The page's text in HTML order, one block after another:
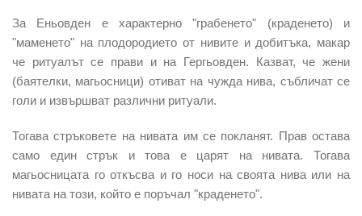
За Еньовден е характерно"грабенето" (краденето) и
"маменето" на плодородието от нивите и добитъка, макар
че ритуалът се прави и на Гергьовден. Казват, че жени
(баятелки, магьосници) отиват на чужда нива, събличат се
голи и извършват различни ритуали.
Тогава стръковете на нивата им се покланят. Прав остава
само един стрък и това е царят на нивата. Тогава
магьосницата го откъсва и го носи на своята нива или на
нивата на този, който е поръчал "краденето".